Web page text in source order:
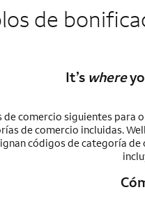
de
It’s where
comercio siguientes
de comercio incluidas.
códigos de categoría